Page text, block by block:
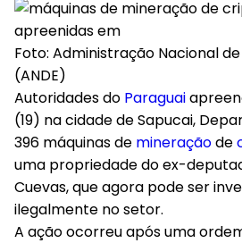
Foto: Administração Nacional
(ANDE)
Autoridades do Paraguai
(19) na cidade de Sapucai,
396 máquinas de mineraçãode
uma propriedade do ex-
Cuevas, que agora pode ser
ilegalmente no setor.
A ação ocorreu após uma